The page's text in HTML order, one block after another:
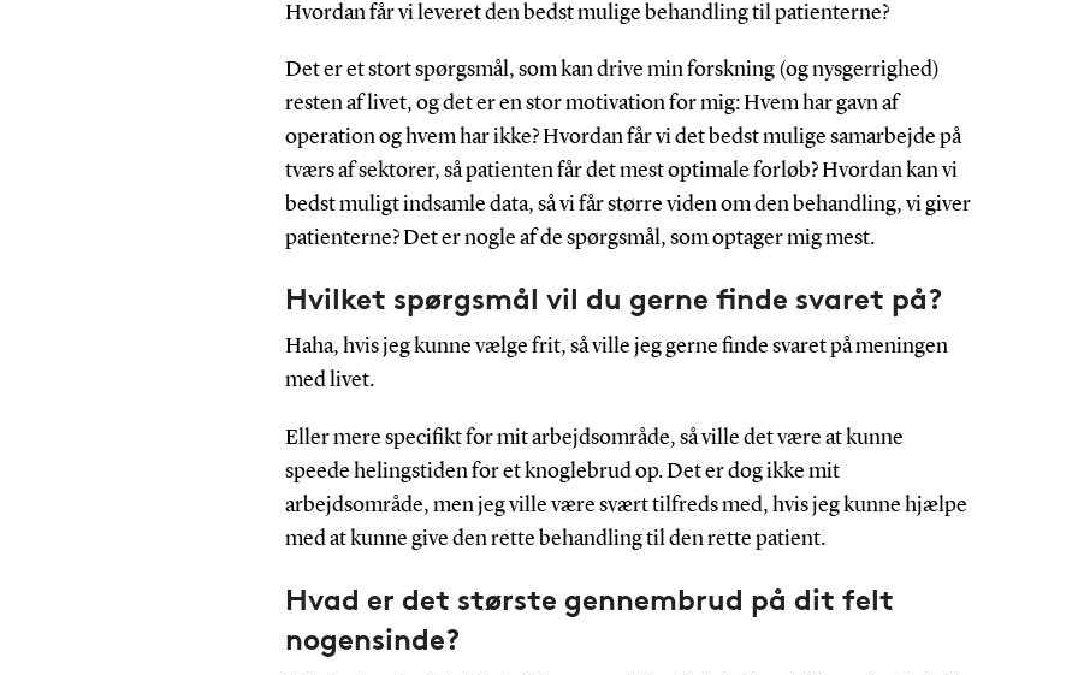
Hvordan får vi leveret den bedst mulige behandling til patienterne?
Det er et stort spørgsmål, som kan drive min forskning (og nysgerrighed)
resten af livet, og det er en stor motivation for mig: Hvem har gavn af
operation og hvem har ikke? Hvordan får vi det bedst mulige samarbejde på
tværs af sektorer, så patienten får det mest optimale forløb? Hvordan kan vi
bedst muligt indsamle data, så vi får større viden om den behandling, vi giver
patienterne? Det er nogle af de spørgsmål, som optager mig mest.
Hvilket spørgsmål vil du gerne finde svaret på?
Haha, hvis jeg kunne vælge frit, så ville jeg gerne finde svaret på meningen
med livet.
Eller mere specifikt for mit arbejdsområde, så ville det være at kunne
speede helingstiden for et knoglebrud op. Det er dog ikke mit
arbejdsområde, men jeg ville være svært tilfreds med, hvis jeg kunne hjælpe
med at kunne give den rette behandling til den rette patient.
Hvad er det største gennembrud på dit felt
nogensinde?